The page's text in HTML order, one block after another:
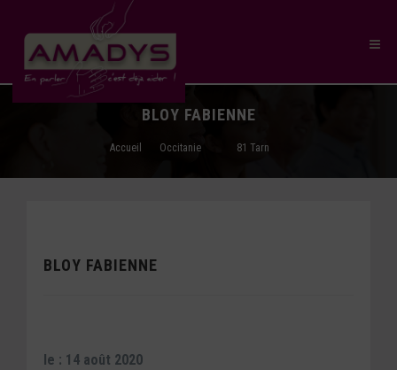
BLOY FABIENNE
Accueil Occitanie 81 Tarn
BLOY FABIENNE
le : 14 août 2020